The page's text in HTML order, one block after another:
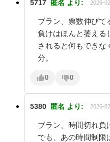
5717 匿名 より: 2026-
ブラン、票数伸びて
負けはほんと萎え
されると何もでき
分。
0 0
5380 匿名 より: 2026-
ブラン、時間切れ
でも、あの時間制